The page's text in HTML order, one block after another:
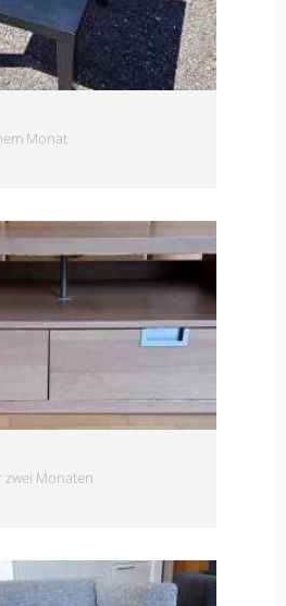
Monat
zwei Monaten